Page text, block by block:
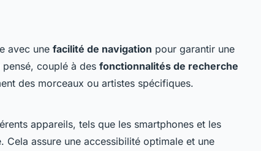
avec une facilité de navigation pour garantir une
couplé à des fonctionnalités de recherche
des morceaux ou artistes spécifiques.
appareils, tels que les smartphones et les
Cela assure une accessibilité optimale et une